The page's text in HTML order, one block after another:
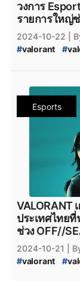
#mith.valorant
# Team-NKT #
#team_nkt
#
วงการ
รายการใหญ่
2024-10-22
|
#valorant #
# FULLSENSE
#
#foxz_valorant
#ptc # PTC #
#mith.valorant
#Team-NKT #
Esports
VALORANT
ประเทศไทย
ช่วง OFF//
2024-10-21
|
#valorant #